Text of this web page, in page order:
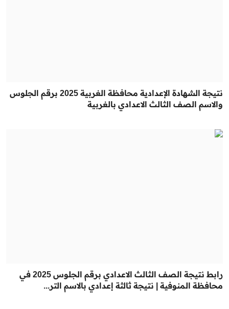
نتيجة الشهادة الإعدادية محافظة الغربية 2025 برقم الجلوس
والاسم الصف الثالث الاعدادي بالغربية
رابط نتيجة الصف الثالث الاعدادي برقم الجلوس 2025 في
محافظة المنوفية | نتيجة ثالثة إعدادي بالاسم التر...